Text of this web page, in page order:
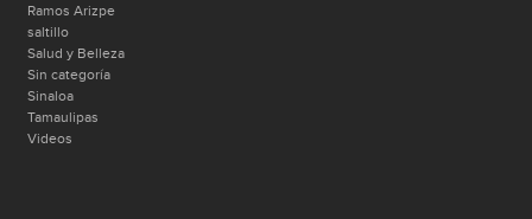
Ramos Arizpe
saltillo
Salud y Belleza
Sin categoría
Sinaloa
Tamaulipas
Videos